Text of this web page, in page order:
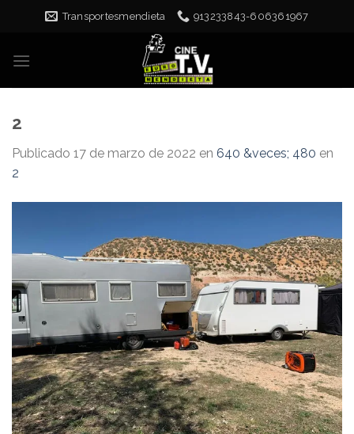
Transportesmendieta 913233843-606361967
2
Publicado 17 de marzo de 2022 en 640 &veces; 480 en
2